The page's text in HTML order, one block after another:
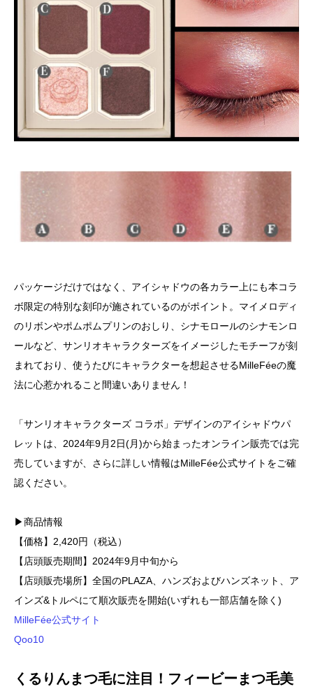
パッケージだけではなく、アイシャドウの各カラー上にも本コラ
ボ限定の特別な刻印が施されているのがポイント。マイメロディ
のリボンやポムポムプリンのおしり、シナモロールのシナモンロ
ールなど、サンリオキャラクターズをイメージしたモチーフが刻
まれており、使うたびにキャラクターを想起させるMilleFéeの魔
法に心惹かれること間違いありません！
「サンリオキャラクターズ コラボ」デザインのアイシャドウパ
レットは、2024年9月2日(月)から始まったオンライン販売では完
売していますが、さらに詳しい情報はMilleFée公式サイトをご確
認ください。
▶商品情報
【価格】2,420円（税込）
【店頭販売期間】2024年9月中旬から
【店頭販売場所】全国のPLAZA、ハンズおよびハンズネット、ア
インズ&トルペにて順次販売を開始(いずれも一部店舗を除く)
MilleFée公式サイト
Qoo10
くるりんまつ毛に注目！フィービーまつ毛美